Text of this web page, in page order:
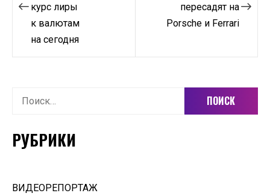
записям
курс лиры
к валютам
на сегодня
пересадят на
Porsche и Ferrari
Найти:
РУБРИКИ
ВИДЕОРЕПОРТАЖ